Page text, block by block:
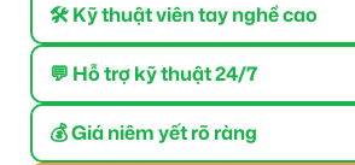
🛠 Kỹ thuật viên tay nghề cao
💬 Hỗ trợ kỹ thuật 24/7
💰 Giá niêm yết rõ ràng